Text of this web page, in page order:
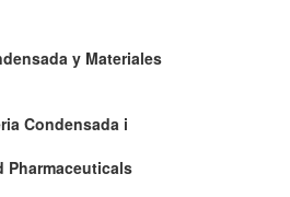
y Materiales
Condensada i
Pharmaceuticals